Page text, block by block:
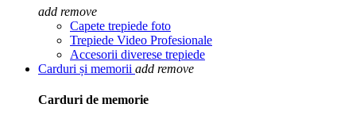
add remove
Capete trepiede foto
Trepiede Video Profesionale
Accesorii diverese trepiede
Carduri și memorii add remove
Carduri de memorie